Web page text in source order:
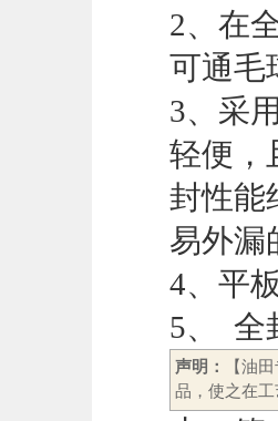
2、在
可通毛
3、采
轻便，
封性能
易外漏
4、平
5、 全
声明：
【油
品，使之在